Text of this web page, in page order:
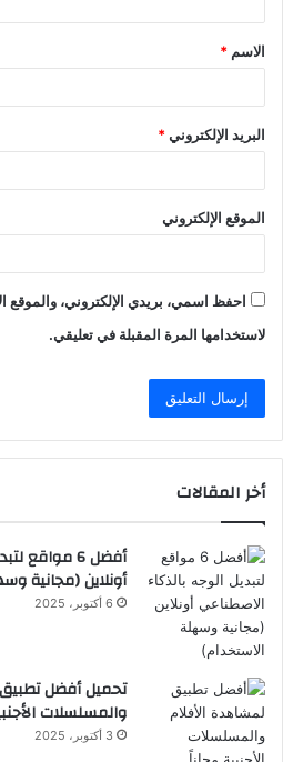
ق
*
الاسم *
البريد الإلكتروني*
الموقع الإلكتروني
احفظ اسمي، بريدي الإلكتروني، والموقع
لاستخدامها المرة المقبلة في تعليقي.
أخر المقالات
أفضل 6
أونلاين (مجانية
6 أكتوبر، 2025
تحميل أفضل
والمسلسلات
3 أكتوبر، 2025